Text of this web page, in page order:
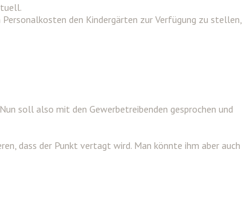
den Kindergärten zur Verfügung zu stellen,
soll also mit den Gewerbetreibenden gesprochen und
dass der Punkt vertagt wird. Man könnte ihm aber auch